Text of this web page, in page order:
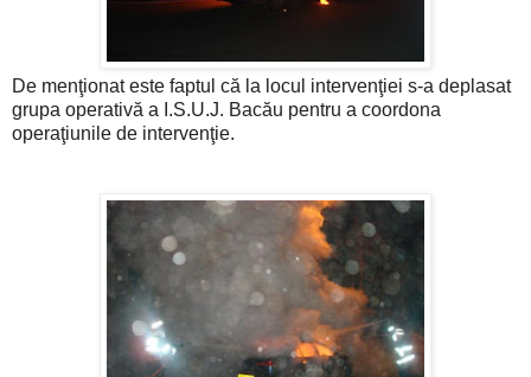
De menţionat este faptul că la locul intervenţiei s-a deplasat
grupa operativă a I.S.U.J. Bacău pentru a coordona
operaţiunile de intervenţie.